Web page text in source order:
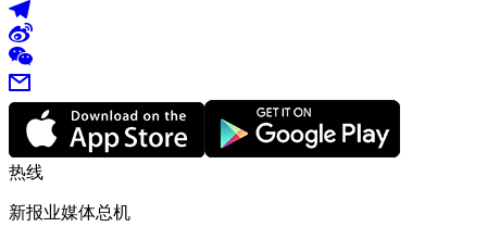
热线
新报业媒体总机